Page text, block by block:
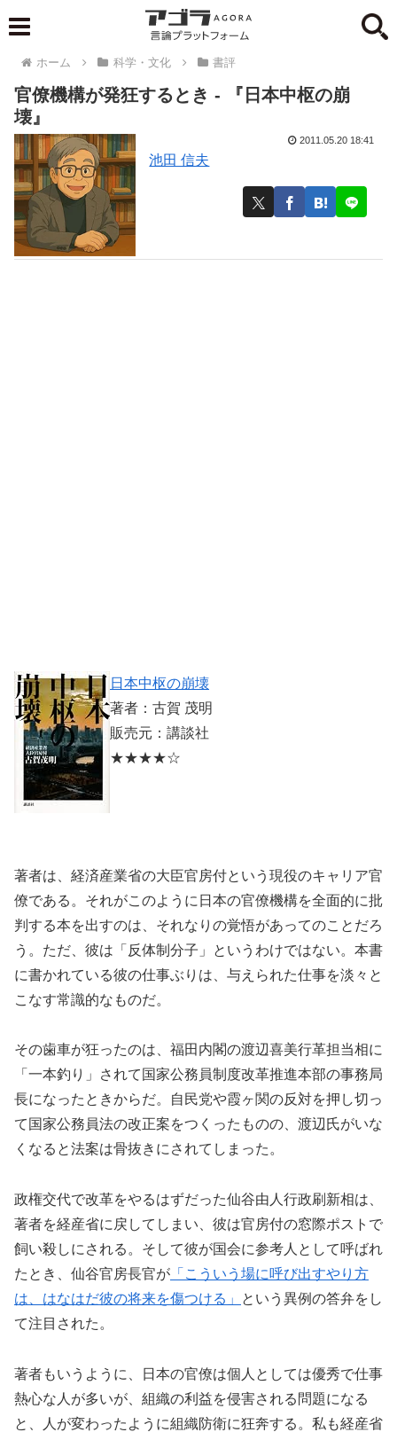
ホーム 科学・文化 書評
官僚機構が発狂するとき - 『日本中枢の崩
壊』
池田 信夫
2011.05.20 18:41
日本中枢の崩壊
著者：古賀 茂明
販売元：講談社
★★★★☆
著者は、経済産業省の大臣官房付という現役のキャリア官
僚である。それがこのように日本の官僚機構を全面的に批
判する本を出すのは、それなりの覚悟があってのことだろ
う。ただ、彼は「反体制分子」というわけではない。本書
に書かれている彼の仕事ぶりは、与えられた仕事を淡々と
こなす常識的なものだ。
その歯車が狂ったのは、福田内閣の渡辺喜美行革担当相に
「一本釣り」されて国家公務員制度改革推進本部の事務局
長になったときからだ。自民党や霞ヶ関の反対を押し切っ
て国家公務員法の改正案をつくったものの、渡辺氏がいな
くなると法案は骨抜きにされてしまった。
政権交代で改革をやるはずだった仙谷由人行政刷新相は、
著者を経産省に戻してしまい、彼は官房付の窓際ポストで
飼い殺しにされる。そして彼が国会に参考人として呼ばれ
たとき、仙谷官房長官が 「こういう場に呼び出すやり方
は、はなはだ彼の将来を傷つける」
という異例の答弁をし
て注目された。
著者もいうように、日本の官僚は個人としては優秀で仕事
熱心な人が多いが、組織の利益を侵害される問題になる
と、人が変わったように組織防衛に狂奔する。私も経産省